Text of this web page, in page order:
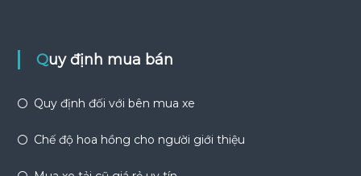
Quy định mua bán
Quy định đối với bên mua xe
Chế độ hoa hồng cho người giới thiệu